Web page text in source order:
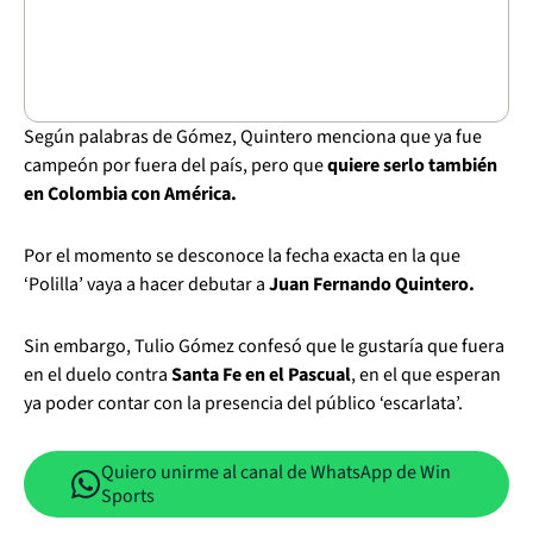
Según palabras de Gómez, Quintero menciona que ya fue
campeón por fuera del país, pero quequiere serlo también
en Colombia con América.
Por el momento se desconoce la fecha exacta en la que
‘Polilla’ vaya a hacer debutar aJuan Fernando Quintero.
Sin embargo, Tulio Gómez confesó que le gustaría que fuera
en el duelo contraSanta Fe en el Pascual, en el que esperan
ya poder contar con la presencia del público ‘escarlata’.
Quiero unirme al canal de WhatsApp de Win
Sports